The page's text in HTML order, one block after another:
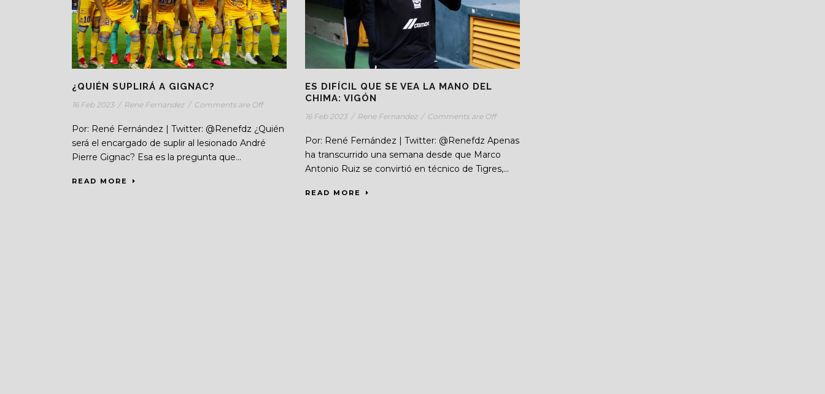
¿QUIÉN SUPLIRÁ A GIGNAC?
16 Feb 2023 / Rene Fernandez / Comments are Off
Por: René Fernández | Twitter: @Renefdz ¿Quién
será el encargado de suplir al lesionado André
Pierre Gignac? Esa es la pregunta que...
READ MORE
ES DIFÍCIL QUE SE VEA LA MANO DEL
CHIMA: VIGÓN
16 Feb 2023 / Rene Fernandez / Comments are Off
Por: René Fernández | Twitter: @Renefdz Apenas
ha transcurrido una semana desde que Marco
Antonio Ruiz se convirtió en técnico de Tigres,...
READ MORE